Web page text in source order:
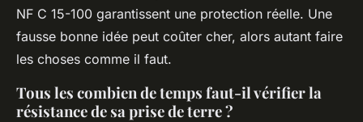
NF C 15-100 garantissent une protection réelle. Une
fausse bonne idée peut coûter cher, alors autant faire
les choses comme il faut.
Tous les combien de temps faut-il vérifier la
résistance de sa prise de terre ?